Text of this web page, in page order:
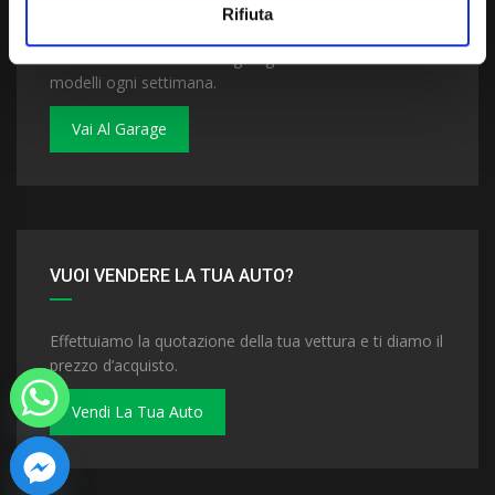
Rifiuta
Dai un'occhiata al nostro garage. Troverai nuovi
modelli ogni settimana.
Vai Al Garage
VUOI VENDERE LA TUA AUTO?
Effettuiamo la quotazione della tua vettura e ti diamo il
prezzo d’acquisto.
Vendi La Tua Auto